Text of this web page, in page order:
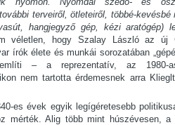
terveiről, ötleteiről, többé-
hangjegyző gép, kézi aratógép)
véletlen, hogy Szalay László az új
írók élete és munkái sorozatában
– a reprezentatív, az 1980-
nem tartotta érdemesnek arra
es évek egyik legígéretesebb
mérték. Alig több mint húszévesen,